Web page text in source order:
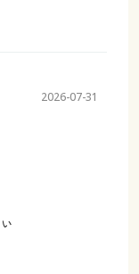
2026-07-31